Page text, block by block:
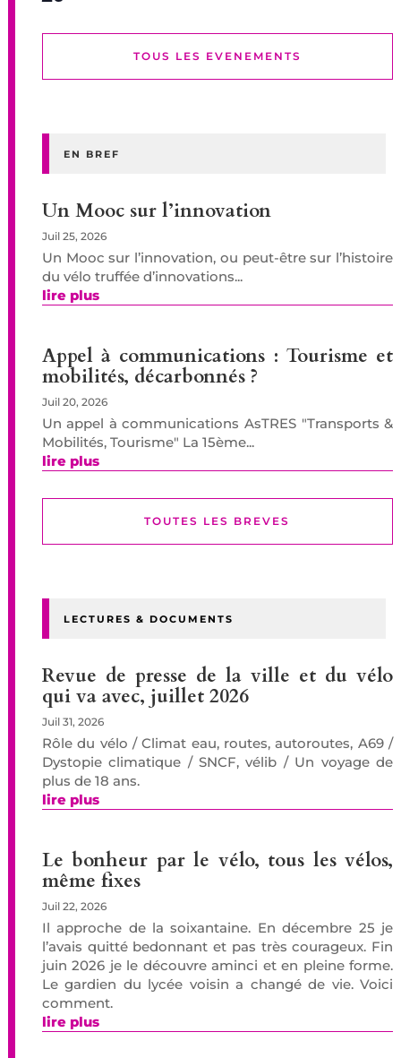
TOUS LES EVENEMENTS
EN BREF
Un Mooc sur l’innovation
Juil 25, 2026
Un Mooc sur l’innovation, ou peut-être sur l’histoire
du vélo truffée d’innovations...
lire plus
Appel à communications : Tourisme et
mobilités, décarbonnés ?
Juil 20, 2026
Un appel à communications AsTRES "Transports &
Mobilités, Tourisme" La 15ème...
lire plus
TOUTES LES BREVES
LECTURES & DOCUMENTS
Revue de presse de la ville et du vélo
qui va avec, juillet 2026
Juil 31, 2026
Rôle du vélo / Climat eau, routes, autoroutes, A69 /
Dystopie climatique / SNCF, vélib / Un voyage de
plus de 18 ans.
lire plus
Le bonheur par le vélo, tous les vélos,
même fixes
Juil 22, 2026
Il approche de la soixantaine. En décembre 25 je
l’avais quitté bedonnant et pas très courageux. Fin
juin 2026 je le découvre aminci et en pleine forme.
Le gardien du lycée voisin a changé de vie. Voici
comment.
lire plus